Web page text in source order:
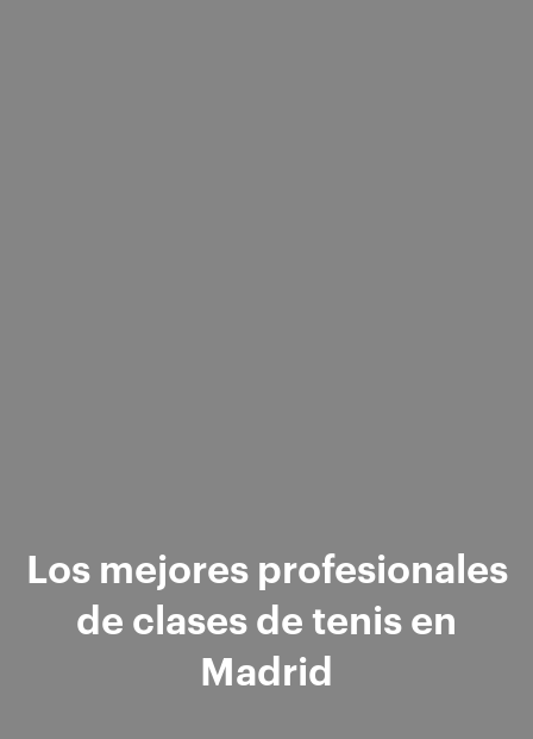
Los mejores profesionales
de clases de tenis en
Madrid